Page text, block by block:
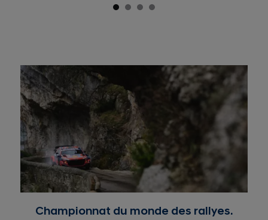
Championnat du monde des rallyes.